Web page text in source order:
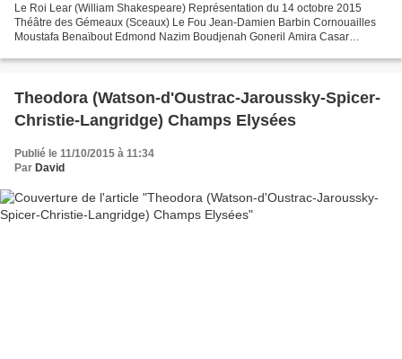
Le Roi Lear (William Shakespeare) Représentation du 14 octobre 2015
Théâtre des Gémeaux (Sceaux) Le Fou Jean-Damien Barbin Cornouailles
Moustafa Benaïbout Edmond Nazim Boudjenah Goneril Amira Casar
Theodora (Watson-d'Oustrac-Jaroussky-Spicer-
Christie-Langridge) Champs Elysées
Publié le 11/10/2015 à 11:34
Par David